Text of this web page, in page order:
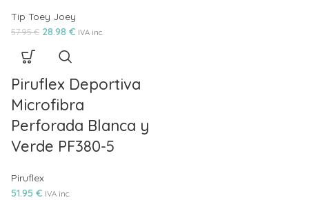
Tip Toey Joey
57.95€ 28.98 € IVA inc.
Piruflex Deportiva
Microfibra
Perforada Blanca y
Verde PF380-5
Piruflex
51.95 € IVA inc.